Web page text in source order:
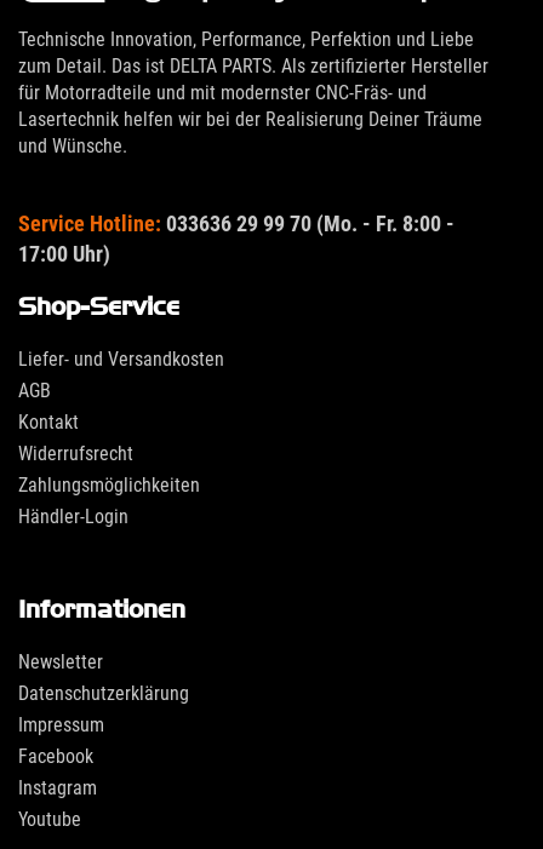
Technische Innovation, Performance, Perfektion und Liebe
zum Detail. Das ist DELTA PARTS. Als zertifizierter Hersteller
für Motorradteile und mit modernster CNC-Fräs- und
Lasertechnik helfen wir bei der Realisierung Deiner Träume
und Wünsche.
Service Hotline: 033636 29 99 70 (Mo. - Fr. 8:00 -
17:00 Uhr)
Shop-Service
Liefer- und Versandkosten
AGB
Kontakt
Widerrufsrecht
Zahlungsmöglichkeiten
Händler-Login
Informationen
Newsletter
Datenschutzerklärung
Impressum
Facebook
Instagram
Youtube